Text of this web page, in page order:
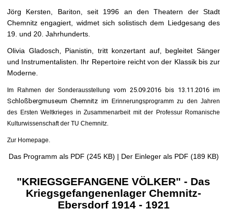
Jörg Kersten, Bariton, seit 1996 an den Theatern der Stadt
Chemnitz engagiert, widmet sich solistisch dem Liedgesang des
19. und 20. Jahrhunderts.
Olivia Gladosch, Pianistin, tritt konzertant auf, begleitet Sänger
und Instrumentalisten. Ihr Repertoire reicht von der Klassik bis zur
Moderne.
Im Rahmen der Sonderausstellung vom 25.09.2016 bis 13.11.2016 im
Schloßbergmuseum Chemnitz im Erinnerungsprogramm zu den Jahren
des Ersten Weltkrieges in Zusammenarbeit mit der Professur Romanische
Kulturwissenschaft der TU Chemnitz.
Zur Homepage.
Das Programm als PDF (245 KB) | Der Einleger als PDF (189 KB)
"KRIEGSGEFANGENE VÖLKER" - Das
Kriegsgefangenenlager Chemnitz-
Ebersdorf 1914 - 1921